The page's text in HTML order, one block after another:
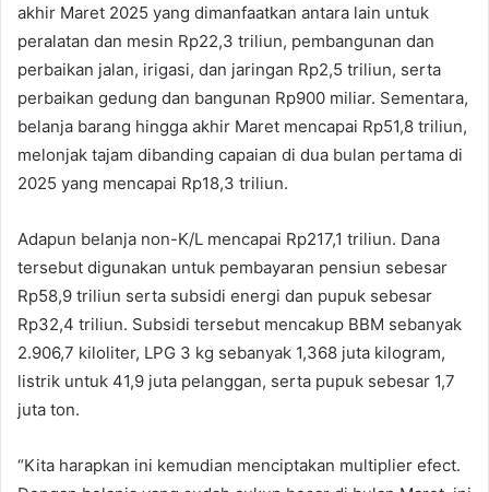
akhir Maret 2025 yang dimanfaatkan antara lain untuk
peralatan dan mesin Rp22,3 triliun, pembangunan dan
perbaikan jalan, irigasi, dan jaringan Rp2,5 triliun, serta
perbaikan gedung dan bangunan Rp900 miliar. Sementara,
belanja barang hingga akhir Maret mencapai Rp51,8 triliun,
melonjak tajam dibanding capaian di dua bulan pertama di
2025 yang mencapai Rp18,3 triliun.
Adapun belanja non-K/L mencapai Rp217,1 triliun. Dana
tersebut digunakan untuk pembayaran pensiun sebesar
Rp58,9 triliun serta subsidi energi dan pupuk sebesar
Rp32,4 triliun. Subsidi tersebut mencakup BBM sebanyak
2.906,7 kiloliter, LPG 3 kg sebanyak 1,368 juta kilogram,
listrik untuk 41,9 juta pelanggan, serta pupuk sebesar 1,7
juta ton.
“Kita harapkan ini kemudian menciptakan multiplier efect.